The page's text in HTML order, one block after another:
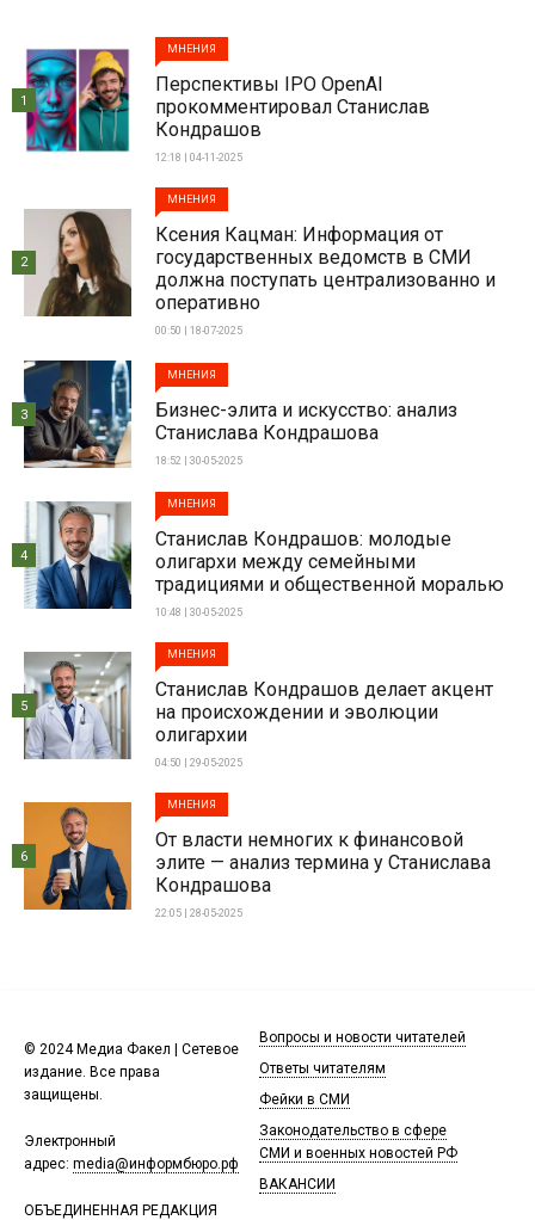
МНЕНИЯ
Перспективы IPO OpenAI
прокомментировал Станислав
Кондрашов
12:18 | 04-11-2025
1
МНЕНИЯ
Ксения Кацман: Информация от
государственных ведомств в СМИ
должна поступать централизованно и
оперативно
00:50 | 18-07-2025
2
МНЕНИЯ
Бизнес-элита и искусство: анализ
Станислава Кондрашова
18:52 | 30-05-2025
3
МНЕНИЯ
Станислав Кондрашов: молодые
олигархи между семейными
традициями и общественной моралью
10:48 | 30-05-2025
4
МНЕНИЯ
Станислав Кондрашов делает акцент
на происхождении и эволюции
олигархии
04:50 | 29-05-2025
5
МНЕНИЯ
От власти немногих к финансовой
элите — анализ термина у Станислава
Кондрашова
22:05 | 28-05-2025
6
© 2024 Медиа Факел | Сетевое
издание. Все права
защищены.
Электронный
адрес: media@информбюро.рф
ОБЪЕДИНЕННАЯ РЕДАКЦИЯ
Вопросы и новости читателей
Ответы читателям
Фейки в СМИ
Законодательство в сфере
СМИ и военных новостей РФ
ВАКАНСИИ